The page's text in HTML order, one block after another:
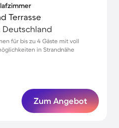
Terrasse
Deutschland
für bis zu 4 Gäste mit voll
in Strandnähe
Zum Angebot